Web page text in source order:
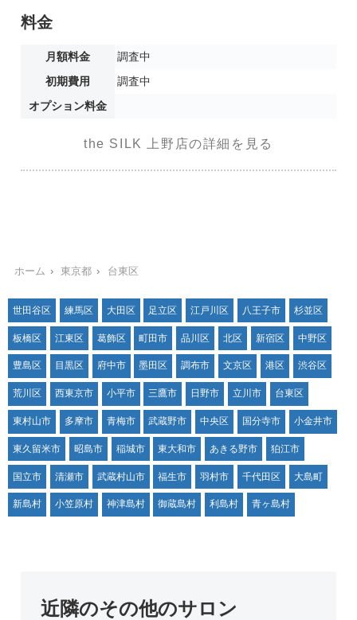
料金
月額料金
調査中
初期費用
調査中
オプション料金
the SILK 上野店の詳細を見る
ホーム 東京都 台東区
世田谷区 練馬区 大田区 足立区 江戸川区 八王子市 杉並区
板橋区 江東区 葛飾区 町田市 品川区 北区 新宿区 中野区
豊島区 目黒区 府中市 墨田区 調布市 文京区 港区 渋谷区
荒川区 西東京市 小平市 三鷹市 日野市 立川市 台東区
東村山市 多摩市 青梅市 武蔵野市 中央区 国分寺市 小金井市
東久留米市 昭島市 稲城市 東大和市 あきる野市 狛江市
国立市 清瀬市 武蔵村山市 福生市 羽村市 千代田区 大島町
新島村 小笠原村 神津島村 御蔵島村 利島村 青ヶ島村
近隣のその他のサロン